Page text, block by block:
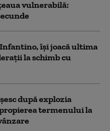
vulnerabilă:
îşi joacă ultima
la schimb cu
după explozia
termenului la